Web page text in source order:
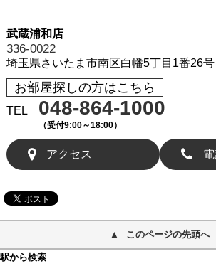
武蔵浦和店
336-0022
埼玉県さいたま市南区白幡5丁目1番26号
お部屋探しの方はこちら
TEL 048-864-1000
（受付9:00～18:00）
アクセス
このページの先頭へ
駅から検索